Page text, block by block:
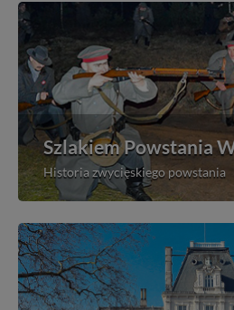
Szlakiem Powstania
Historia zwycięskiego powstania